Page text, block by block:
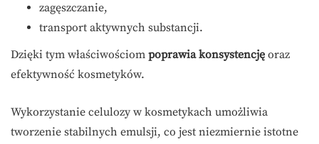
zagęszczanie,
transport aktywnych substancji.
Dzięki tym właściwościom poprawia konsystencję oraz
efektywność kosmetyków.
Wykorzystanie celulozy w kosmetykach umożliwia
tworzenie stabilnych emulsji, co jest niezmiernie istotne